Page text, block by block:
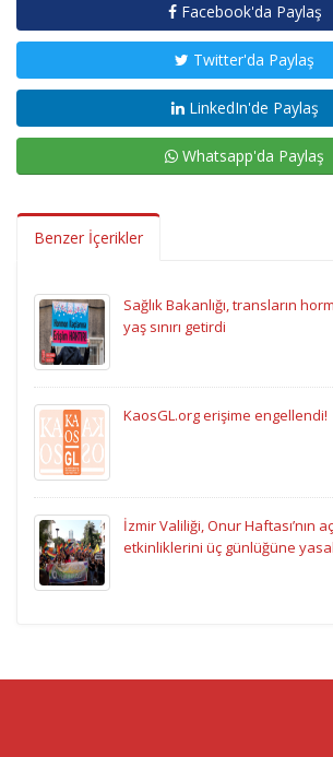
Facebook'da Paylaş
Twitter'da Paylaş
LinkedIn'de Paylaş
Whatsapp'da Paylaş
Benzer İçerikler
Sağlık Bakanlığı, transların
yaş sınırı getirdi
KaosGL.org erişime engellendi!
İzmir Valiliği, Onur Haftası’nın
etkinliklerini üç günlüğüne